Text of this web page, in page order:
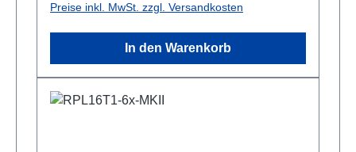
Preise inkl. MwSt. zzgl. Versandkosten
In den Warenkorb